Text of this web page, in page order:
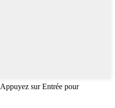
Appuyez sur Entrée pour